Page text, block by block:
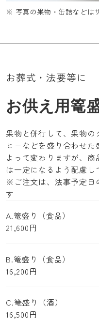
※ 写真の果物・缶詰などは
お葬式・法要等に
お供え用篭
果物と併行して、果物
ヒーなどを盛り合わせ
よって変わりますが、
は一定になるよう配慮し
※ご注文は、法事予定日
す
A.篭盛り（食品）
21,600円
B.篭盛り（食品）
16,200円
C.篭盛り（酒）
16,500円